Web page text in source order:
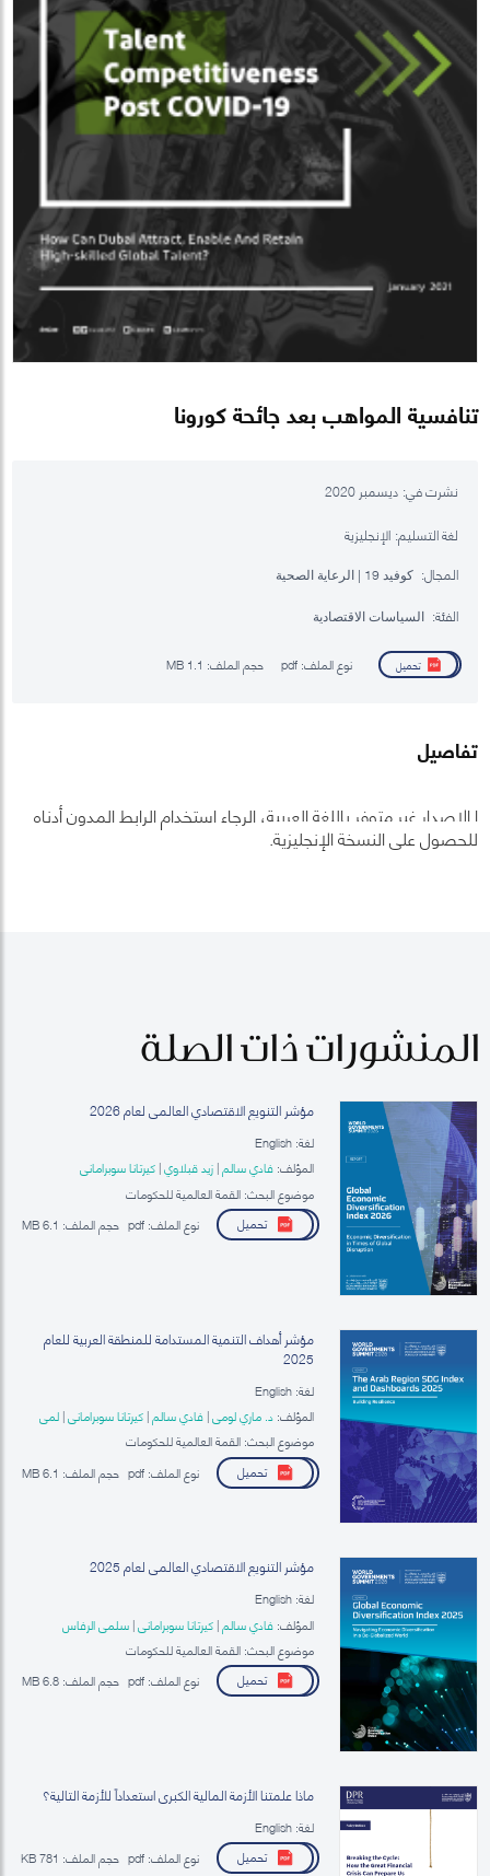
تنافسية المواهب بعد جائحة كورونا
نشرت في: ديسمبر 2020
لغة التسليم: الإنجليزية
المجال:
كوفيد 19 | الرعاية الصحية
الفئة: السياسات الاقتصادية
تحميل نوع الملف: pdf حجم الملف: 1.1 MB
تفاصيل
ا الإصدار غير متوفر باللغة العربية، الرجاء استخدام الرابط المدون أدناه
للحصول على النسخة الإنجليزية.
المنشورات ذات الصلة
مؤشر التنويع الاقتصادي العالمي لعام 2026
لغة: English
المؤلف: فادي سالم| زيد قبلاوي| كيرتانا سوبراماني
موضوع البحث: القمة العالمية للحكومات
تحميل
نوع الملف: حجم الملف:
مؤشر أهداف التنمية المستدامة للمنطقة العربية للعام
2025
لغة: English
المؤلف: د. ماري لومي| فادي سالم| كيرتانا سوبراماني| لمى
سليم زقزق
موضوع البحث: القمة العالمية للحكومات
تحميل
نوع الملف: حجم الملف:
مؤشر التنويع الاقتصادي العالمي لعام 2025
لغة: English
المؤلف: فادي سالم| كيرتانا سوبراماني| سلمى الرفاس
موضوع البحث: القمة العالمية للحكومات
تحميل
نوع الملف: حجم الملف:
ماذا علمتنا الأزمة المالية الكبرى استعداداً للأزمة التالية؟
لغة: English
تحميل
نوع الملف: حجم الملف: